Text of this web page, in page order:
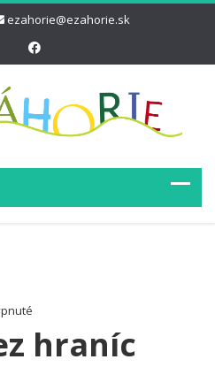
ezahorie@ezahorie.sk
bez
hraníc